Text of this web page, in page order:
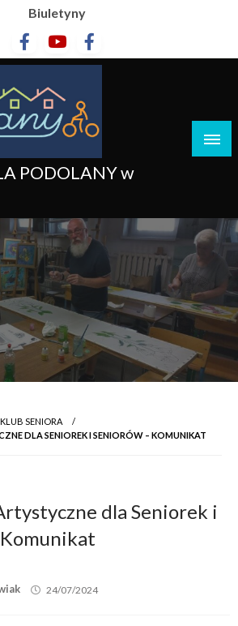
narzędzi
Biuletyny
PODOLANY w
KLUB SENIORA
DLA SENIOREK I SENIORÓW – KOMUNIKAT
dla Seniorek i
24/07/2024